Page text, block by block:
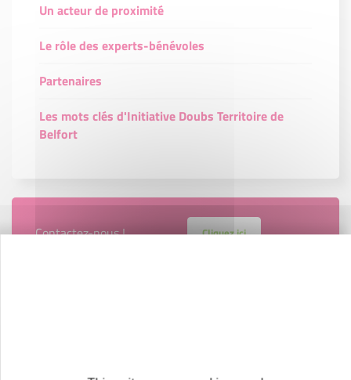
Un acteur de proximité
Le rôle des experts-bénévoles
Partenaires
Les mots clés d'Initiative Doubs Territoire de
Belfort
Contactez-nous ! Cliquez ici